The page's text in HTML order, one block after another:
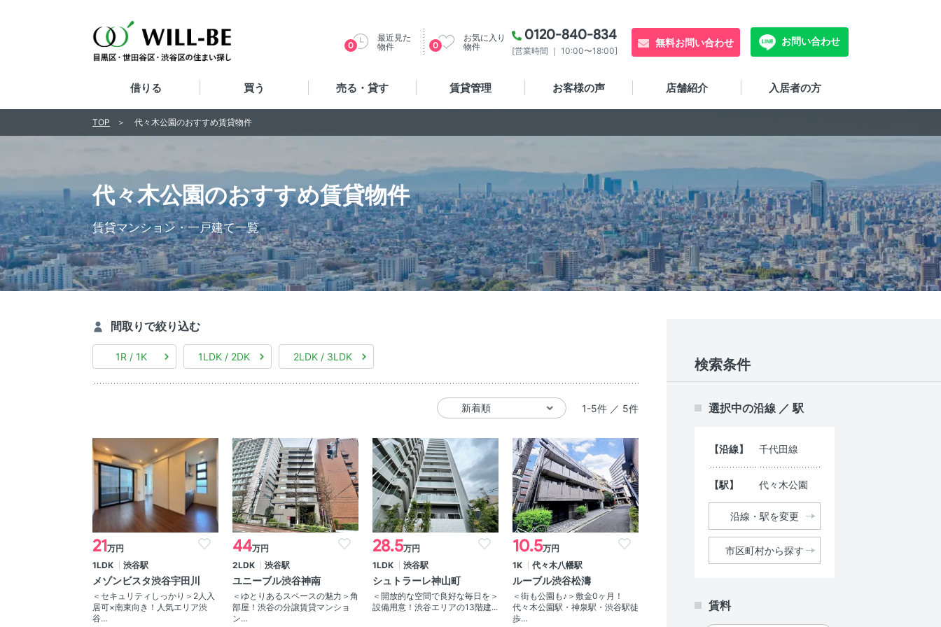
0120-840-834
[営業時間 ｜ 10:00〜18:00]
無料お問い合わせ お問い合わせ
最近見た
物件
0
お気に入り
物件
0
借りる 買う 売る・貸す 賃貸管理 お客様の声 店舗紹介 入居者の方
代々木公園のおすすめ賃貸物件
賃貸マンション・一戸建て一覧
間取りで絞り込む
1R / 1K 1LDK / 2DK 2LDK / 3LDK
1-5件 ／ 5件
21万円
1LDK
渋谷駅
メゾンビスタ渋谷宇田川
＜セキュリティしっかり＞2人入
居可×南東向き！人気エリア渋
谷...
44万円
2LDK
渋谷駅
ユニーブル渋谷神南
＜ゆとりあるスペースの魅力＞角
部屋！渋谷の分譲賃貸マンショ
ン...
28.5万円
1LDK
渋谷駅
シュトラーレ神山町
＜開放的な空間で良好な毎日を＞
設備用意！渋谷エリアの13階建...
10.5万円
1K
代々木八幡駅
ルーブル渋谷松濤
＜街も公園も♪＞敷金0ヶ月！
代々木公園駅・神泉駅・渋谷駅徒
歩...
検索条件
選択中の沿線 ／ 駅
【沿線】 千代田線
【駅】 代々木公園
沿線・駅を変更
市区町村から探す
賃料
TOP 代々木公園のおすすめ賃貸物件